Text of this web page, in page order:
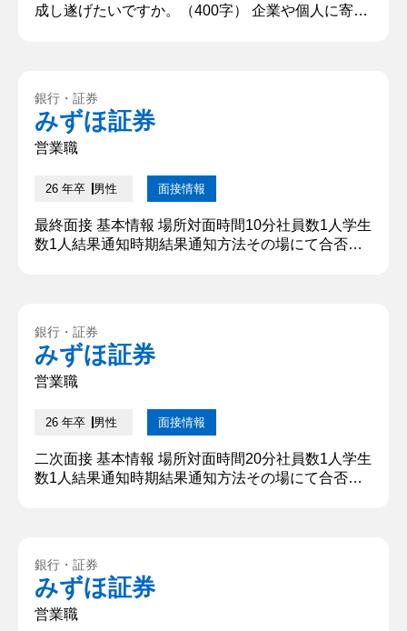
成し遂げたいですか。（400字） 企業や個人に寄り
た結果、感謝を伝えられたことにやりがいを感じ
た。このように自身の行動を付加価値としてお客様
に寄り添い、貢献できる点から金...
銀行・証券
みずほ証券
営業職
26 年卒 男性 面接情報
最終面接 基本情報 場所対面時間10分社員数1人学生
数1人結果通知時期結果通知方法その場にて合否発
クラブでの活動に取り組みました。このような挑戦
を成し遂げるうえで、周囲の支えは欠かせないもの
であり、その中で、...
銀行・証券
みずほ証券
営業職
26 年卒 男性 面接情報
二次面接 基本情報 場所対面時間20分社員数1人学生
数1人結果通知時期結果通知方法その場にて合否発
クラブでの活動に取り組みました。このような挑戦
を成し遂げるうえで、周囲の支えは欠かせないもの
であり、その中で、...
銀行・証券
みずほ証券
営業職